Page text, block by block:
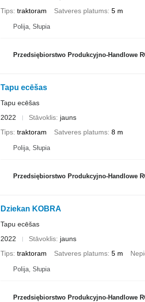
Tips traktoram Satveres platums 5 m
Polija, Słupia
Przedsiębiorstwo Produkcyjno-Handlowe
Tapu ecēšas
Tapu ecēšas
2022
Stāvoklis jauns
Tips traktoram Satveres platums 8 m
Polija, Słupia
Przedsiębiorstwo Produkcyjno-Handlowe
Dziekan KOBRA
Tapu ecēšas
2022
Stāvoklis jauns
Tips traktoram Satveres platums 5 m
Polija, Słupia
Przedsiębiorstwo Produkcyjno-Handlowe